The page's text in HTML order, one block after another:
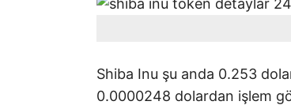
Shiba Inu şu anda 0.253
0.0000248 dolardan işlem